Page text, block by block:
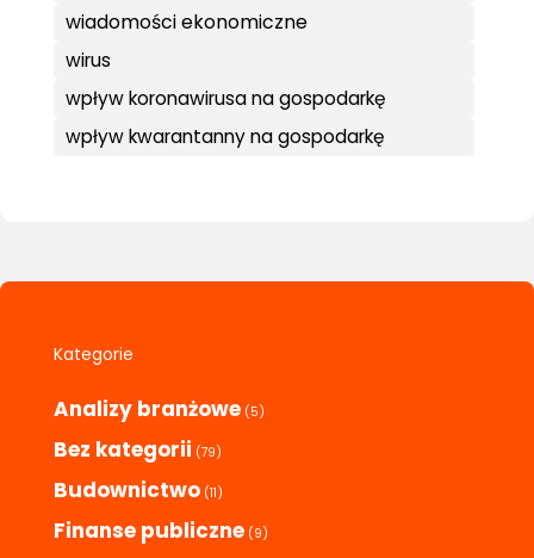
wiadomości ekonomiczne
wirus
wpływ koronawirusa na gospodarkę
wpływ kwarantanny na gospodarkę
Kategorie
Analizy branżowe (5)
Bez kategorii (79)
Budownictwo (11)
Finanse publiczne (9)